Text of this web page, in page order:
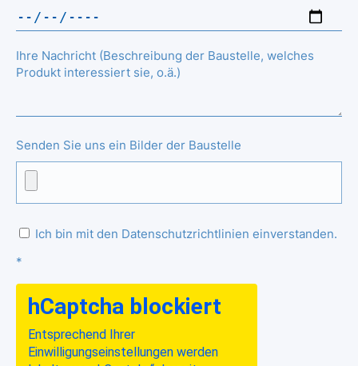
Ihre Nachricht (Beschreibung der Baustelle, welches
Produkt interessiert sie, o.ä.)
Senden Sie uns ein Bilder der Baustelle
Ich bin mit den Datenschutzrichtlinien einverstanden.
*